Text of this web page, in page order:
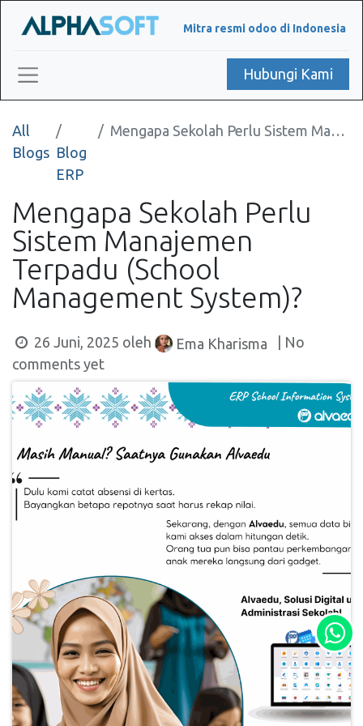
Mitra resmi odoo di Indonesia
Hubungi Kami
All
Blogs Blog
ERP
Mengapa Sekolah Perlu Sistem Manajemen Terpadu (School Management System)?
Mengapa Sekolah Perlu
Sistem Manajemen
Terpadu (School
Management System)?
26 Juni, 2025 oleh Ema Kharisma
| No
comments yet